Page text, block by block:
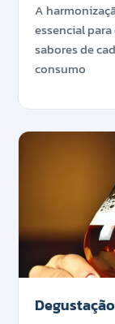
A
essencial
sabores de
consumo